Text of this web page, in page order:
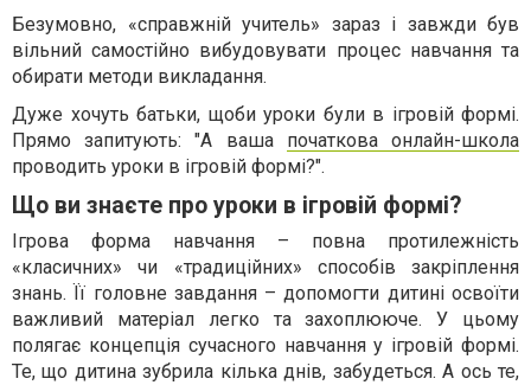
Безумовно, «справжній учитель» зараз і завжди був
вільний самостійно вибудовувати процес навчання та
обирати методи викладання.
Дуже хочуть батьки, щоби уроки були в ігровій формі.
Прямо запитують: "А ваша початкова онлайн-школа
проводить уроки в ігровій формі?".
Що ви знаєте про уроки в ігровій формі?
Ігрова форма навчання – повна протилежність
«класичних» чи «традиційних» способів закріплення
знань. Її головне завдання – допомогти дитині освоїти
важливий матеріал легко та захоплююче. У цьому
полягає концепція сучасного навчання у ігровій формі.
Те, що дитина зубрила кілька днів, забудеться. А ось те,